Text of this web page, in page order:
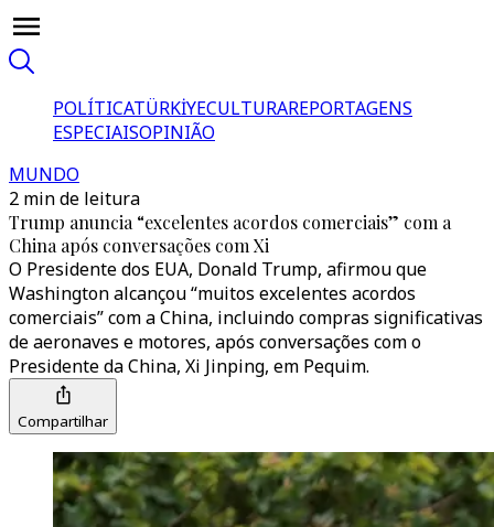
POLÍTICATÜRKİYECULTURAREPORTAGENS
ESPECIAISOPINIÃO
MUNDO
2 min de leitura
Trump anuncia “excelentes acordos comerciais” com a
China após conversações com Xi
O Presidente dos EUA, Donald Trump, afirmou que
Washington alcançou “muitos excelentes acordos
comerciais” com a China, incluindo compras significativas
de aeronaves e motores, após conversações com o
Presidente da China, Xi Jinping, em Pequim.
Compartilhar